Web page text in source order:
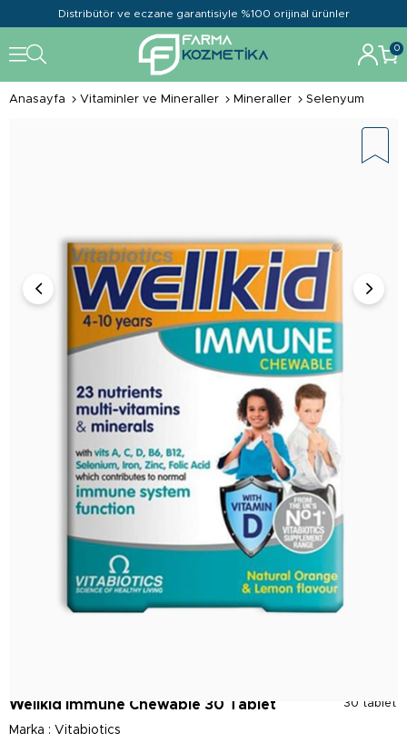
Distribütör ve eczane garantisiyle %100 orijinal ürünler
0
Anasayfa Vitaminler ve Mineraller Mineraller Selenyum
30 tablet
Wellkid Immune Chewable 30 Tablet
Marka : Vitabiotics